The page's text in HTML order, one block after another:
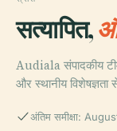
सत्यापित,
Audiala संपादकीय टीम
और स्थानीय
अंतिम समीक्षा: